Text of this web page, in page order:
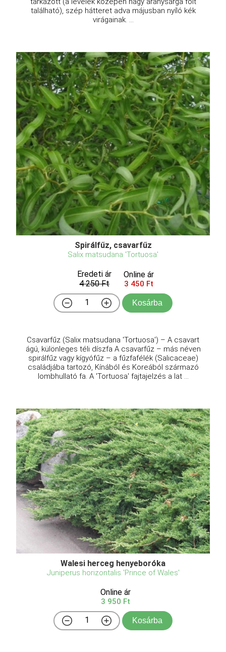
található), szép hátteret adva májusban nyíló kék
virágainak. ...
Spirálfűz, csavarfűz
Salix matsudana 'Tortuosa'
Eredeti ár
4 250 Ft
Online ár
3 450 Ft
Kosárba
Csavarfűz (Salix matsudana 'Tortuosa') – A csavart
ágú, különleges téli díszfa A csavarfűz – más néven
spirálfűz vagy kígyófűz – a fűzfafélék (Salicaceae)
családjába tartozó, Kínából és Koreából származó
lombhullató fa. A 'Tortuosa' fajtajelzés a lat ...
Walesi herceg henyeboróka
Juniperus horizontalis 'Prince of Wales'
Online ár
3 950 Ft
Kosárba